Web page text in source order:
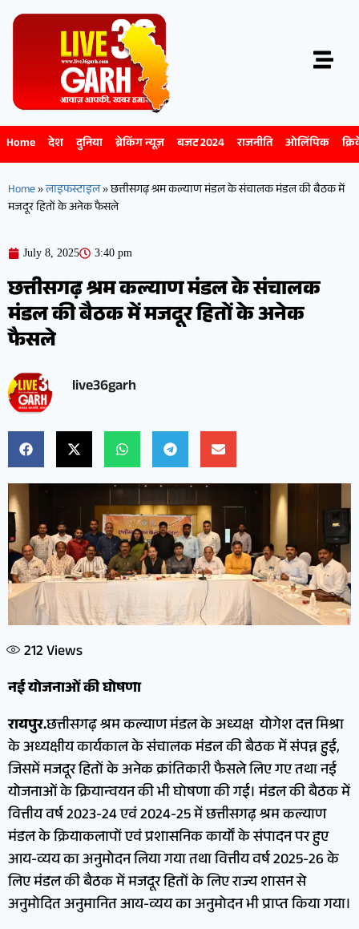
Home देश दुनिया ब्रेकिंग न्यूज़ बजट 2024 राजनीति ओलिंपिक
Home»लाइफस्टाइल»छत्तीसगढ़ श्रम कल्याण मंडल के संचालक मंडल की बैठक में
मजदूर हितों के अनेक फैसले
July 8, 2025 3:40 pm
छत्तीसगढ़ श्रम कल्याण मंडल के संचालक
मंडल की बैठक में मजदूर हितों के अनेक
फैसले
live36garh
212Views
नई योजनाओं की घोषणा
रायपुर.छत्तीसगढ़ श्रम कल्याण मंडल के अध्यक्ष योगेश दत्त मिश्रा
के अध्यक्षीय कार्यकाल के संचालक मंडल की बैठक में संपन्न हुई,
जिसमें मजदूर हितों के अनेक क्रांतिकारी फैसले लिए गए तथा नई
योजनाओं के क्रियान्वयन की भी घोषणा की गई। मंडल की बैठक में
वित्तीय वर्ष 2023-24 एवं 2024-25 में छत्तीसगढ़ श्रम कल्याण
मंडल के क्रियाकलापों एवं प्रशासनिक कार्यों के संपादन पर हुए
आय-व्यय का अनुमोदन लिया गया तथा वित्तीय वर्ष 2025-26 के
लिए मंडल की बैठक में मजदूर हितों के लिए राज्य शासन से
अनुमोदित अनुमानित आय-व्यय का अनुमोदन भी प्राप्त किया गया।